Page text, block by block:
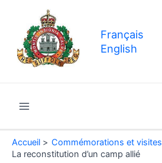
contenu
Français
English
Menu
Accueil
Commémorations et visites
La reconstitution d’un camp allié